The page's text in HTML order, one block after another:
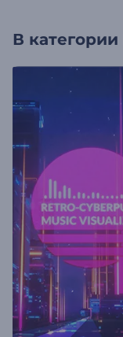
В категории